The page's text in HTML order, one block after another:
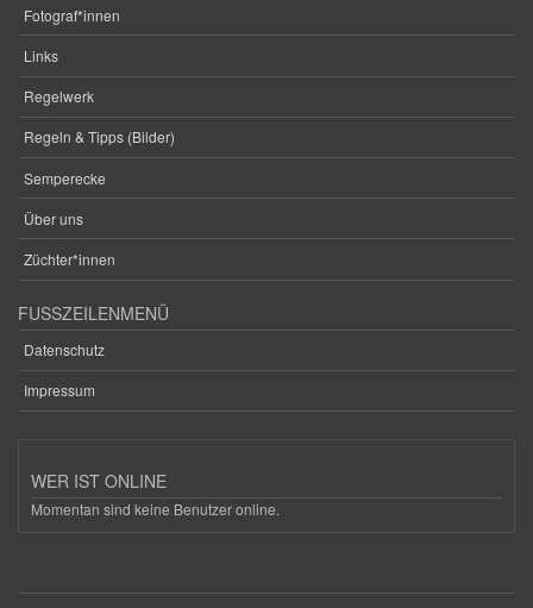
Fotograf*innen
Links
Regelwerk
Regeln & Tipps (Bilder)
Semperecke
Über uns
Züchter*innen
FUSSZEILENMENÜ
Datenschutz
Impressum
WER IST ONLINE
Momentan sind keine Benutzer online.